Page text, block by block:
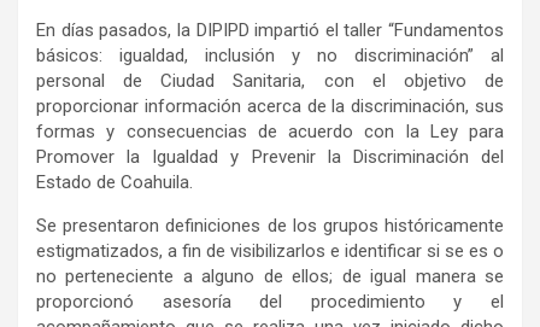
En días pasados, la DIPIPD impartió el taller “Fundamentos
básicos: igualdad, inclusión y no discriminación” al
personal de Ciudad Sanitaria, con el objetivo de
proporcionar información acerca de la discriminación, sus
formas y consecuencias de acuerdo con la Ley para
Promover la Igualdad y Prevenir la Discriminación del
Estado de Coahuila.
Se presentaron definiciones de los grupos históricamente
estigmatizados, a fin de visibilizarlos e identificar si se es o
no perteneciente a alguno de ellos; de igual manera se
proporcionó asesoría del procedimiento y el